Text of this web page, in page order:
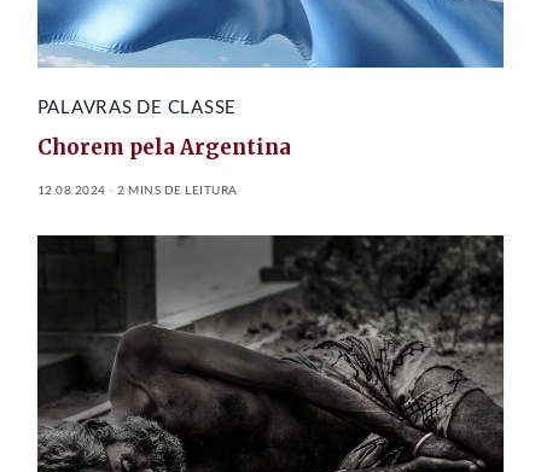
PALAVRAS DE CLASSE
Chorem pela Argentina
12.08.2024 2 MINS DE LEITURA